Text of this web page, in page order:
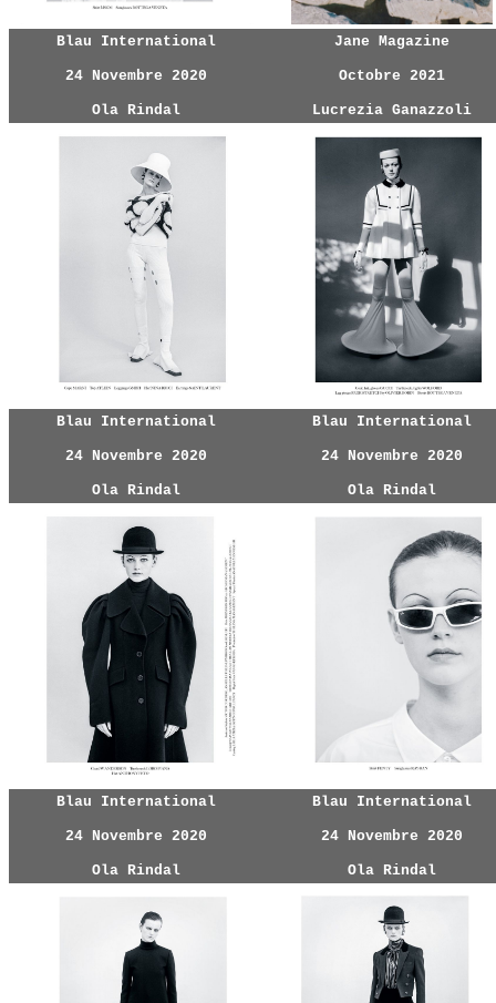
Blau International
24 Novembre 2020
Ola Rindal
Jane Magazine
Octobre 2021
Lucrezia Ganazzoli
Blau International
24 Novembre 2020
Ola Rindal
Blau International
24 Novembre 2020
Ola Rindal
Blau International
24 Novembre 2020
Ola Rindal
Blau International
24 Novembre 2020
Ola Rindal